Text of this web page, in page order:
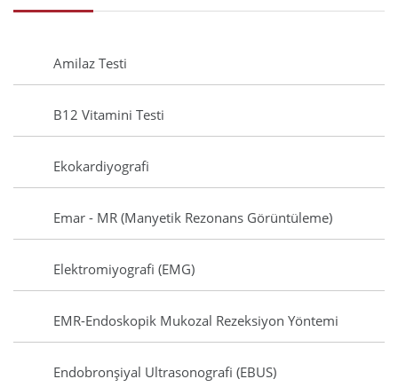
Amilaz Testi
B12 Vitamini Testi
Ekokardiyografi
Emar - MR (Manyetik Rezonans Görüntüleme)
Elektromiyografi (EMG)
EMR-Endoskopik Mukozal Rezeksiyon Yöntemi
Endobronşiyal Ultrasonografi (EBUS)